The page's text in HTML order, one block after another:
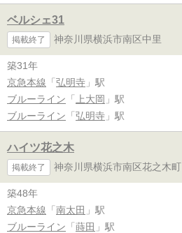
ベルシェ31
掲載終了 神奈川県横浜市南区中里
築31年
京急本線 「 弘明寺 」駅
ブルーライン 「 上大岡 」駅
ブルーライン 「 弘明寺 」駅
ハイツ花之木
掲載終了 神奈川県横浜市南区花之木町
築48年
京急本線 「 南太田 」駅
ブルーライン 「 蒔田 」駅